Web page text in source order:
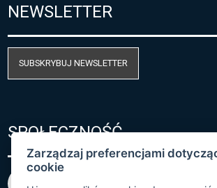
NEWSLETTER
SUBSKRYBUJ NEWSLETTER
SPOŁECZNOŚĆ
Zarządzaj preferencjami
cookie